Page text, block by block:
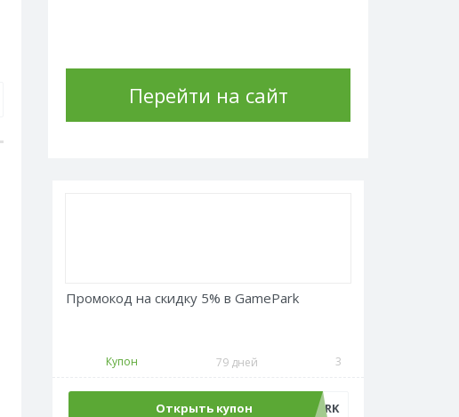
Перейти на сайт
Промокод на скидку 5% в GamePark
Купон 79 дней 3
Открыть купон GAMEPARK